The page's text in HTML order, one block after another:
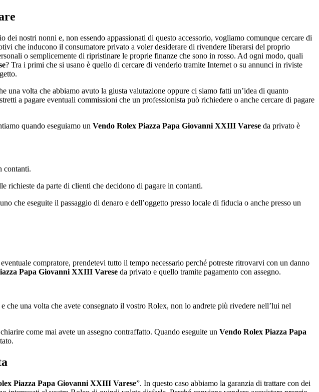
nostri nonni e, non essendo appassionati di questo accessorio, vogliamo comunque cercare di
che inducono il consumatore privato a voler desiderare di rivendere liberarsi del proprio
o semplicemente di ripristinare le proprie finanze che sono in rosso. Ad ogni modo, quali
? Tra i primi che si usano è quello di cercare di venderlo tramite Internet o su annunci in riviste
una volta che abbiamo avuto la giusta valutazione oppure ci siamo fatti un’idea di quanto
a pagare eventuali commissioni che un professionista può richiedere o anche cercare di pagare
quando eseguiamo un Vendo Rolex Piazza Papa Giovanni XXIII Varese da privato è
contanti.
richieste da parte di clienti che decidono di pagare in contanti.
che eseguite il passaggio di denaro e dell’oggetto presso locale di fiducia o anche presso un
compratore, prendetevi tutto il tempo necessario perché potreste ritrovarvi con un danno
Papa Giovanni XXIII Varese da privato e quello tramite pagamento con assegno.
una volta che avete consegnato il vostro Rolex, non lo andrete più rivedere nell’lui nel
come mai avete un assegno contraffatto. Quando eseguite un Vendo Rolex Piazza Papa
Piazza Papa Giovanni XXIII Varese”. In questo caso abbiamo la garanzia di trattare con dei